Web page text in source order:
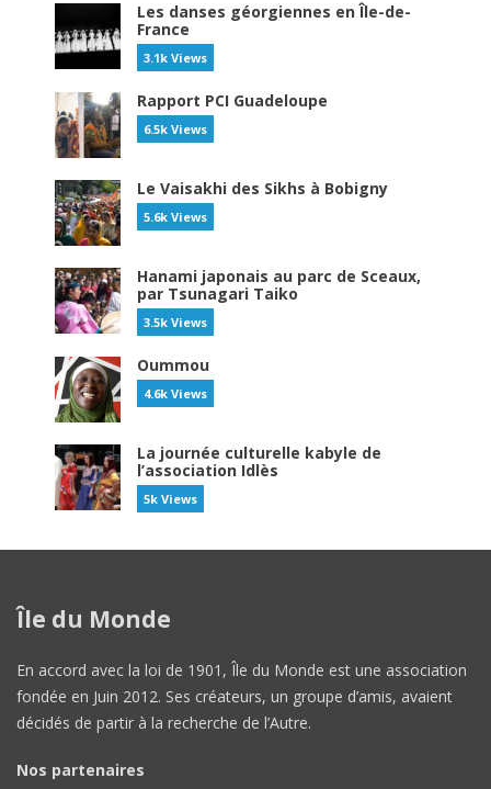
Les danses géorgiennes en Île-de-
France
3.1k Views
Rapport PCI Guadeloupe
6.5k Views
Le Vaisakhi des Sikhs à Bobigny
5.6k Views
Hanami japonais au parc de Sceaux,
par Tsunagari Taiko
3.5k Views
Oummou
4.6k Views
La journée culturelle kabyle de
l’association Idlès
5k Views
Île du Monde
En accord avec la loi de 1901, Île du Monde est une association
fondée en Juin 2012. Ses créateurs, un groupe d’amis, avaient
décidés de partir à la recherche de l’Autre.
Nos partenaires